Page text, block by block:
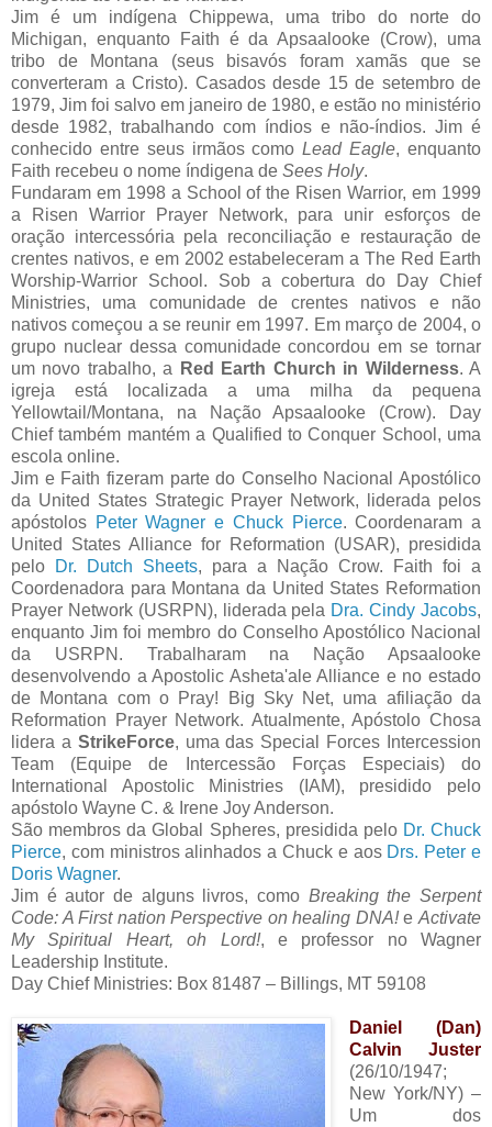
Jim é um indígena Chippewa, uma tribo do norte do
Michigan, enquanto Faith é da Apsaalooke (Crow), uma
tribo de Montana (seus bisavós foram xamãs que se
converteram a Cristo). Casados desde 15 de setembro de
1979, Jim foi salvo em janeiro de 1980, e estão no ministério
desde 1982, trabalhando com índios e não-índios. Jim é
conhecido entre seus irmãos comoLead Eagle, enquanto
Faith recebeu o nome índigena de Sees Holy.
Fundaram em 1998 a School of the Risen Warrior, em 1999
a Risen Warrior Prayer Network, para unir esforços de
oração intercessória pela reconciliação e restauração de
crentes nativos, e em 2002 estabeleceram a The Red Earth
Worship-Warrior School. Sob a cobertura do Day Chief
Ministries, uma comunidade de crentes nativos e não
nativos começou a se reunir em 1997. Em março de 2004, o
grupo nuclear dessa comunidade concordou em se tornar
um novo trabalho, a Red Earth Church in Wilderness. A
igreja está localizada a uma milha da pequena
Yellowtail/Montana, na Nação Apsaalooke (Crow). Day
Chief também mantém a Qualified to Conquer School, uma
escola online.
Jim e Faith fizeram parte do Conselho Nacional Apostólico
da United States Strategic Prayer Network, liderada pelos
apóstolos Peter Wagner e Chuck Pierce. Coordenaram a
United States Alliance for Reformation (USAR), presidida
pelo
Dr. Dutch Sheets, para a Nação Crow. Faith foi a
Coordenadora para Montana da United States Reformation
Prayer Network (USRPN), liderada pela Dra. Cindy Jacobs,
enquanto Jim foi membro do Conselho Apostólico Nacional
da USRPN. Trabalharam na Nação Apsaalooke
desenvolvendo a Apostolic Asheta'ale Alliance e no estado
de Montana com o Pray! Big Sky Net, uma afiliação da
Reformation Prayer Network. Atualmente, Apóstolo Chosa
lidera a StrikeForce, uma das Special Forces Intercession
Team (Equipe de Intercessão Forças Especiais) do
International Apostolic Ministries (IAM), presidido pelo
apóstolo Wayne C. & Irene Joy Anderson.
São membros da Global Spheres, presidida pelo Dr. Chuck
Pierce, com ministros alinhados a Chuck e aos Drs. Peter e
Doris Wagner.
Jim é autor de alguns livros, como Breaking the Serpent
Code: A First nation Perspective on healing DNA!eActivate
My Spiritual Heart, oh Lord!, e professor no Wagner
Leadership Institute.
Day Chief Ministries: Box 81487 – Billings, MT 59108
Daniel (Dan)
Calvin Juster
(26/10/1947;
New York/NY) –
Um dos